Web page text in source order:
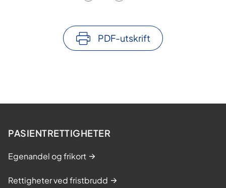
PDF-utskrift
PASIENTRETTIGHETER
Egenandel og frikort
Rettigheter ved fristbrudd